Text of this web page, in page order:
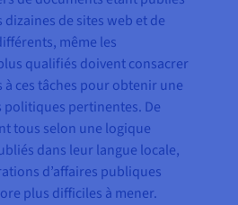
de sites web et de
même les
qualifiés doivent consacrer
ces tâches pour obtenir une
politiques pertinentes. De
tous selon une logique
dans leur langue locale,
d’affaires publiques
plus difficiles à mener.